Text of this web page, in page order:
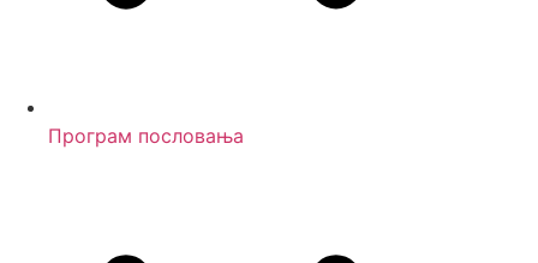
Програм пословања